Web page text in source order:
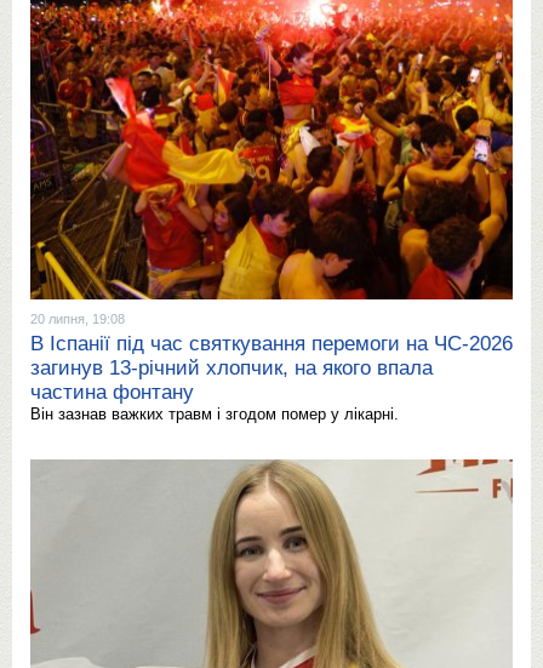
20 липня, 19:08
В Іспанії під час святкування перемоги на ЧС-2026
загинув 13-річний хлопчик, на якого впала
частина фонтану
Він зазнав важких травм і згодом помер у лікарні.